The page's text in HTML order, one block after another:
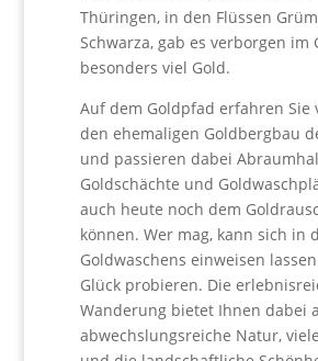
Thüringen, in den Flüssen
Schwarza, gab es verborgen im
besonders viel Gold.
Auf dem Goldpfad erfahren Sie
den ehemaligen Goldbergbau
und passieren dabei
Goldschächte und
auch heute noch dem
können. Wer mag, kann sich in
Goldwaschens einweisen
Glück probieren. Die
Wanderung bietet Ihnen dabei
abwechslungsreiche Natur,